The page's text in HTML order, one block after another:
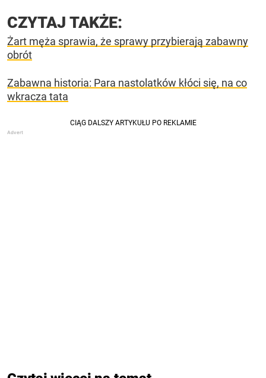
CZYTAJ TAKŻE:
Żart męża sprawia, że sprawy przybierają zabawny
obrót
Zabawna historia: Para nastolatków kłóci się, na co
wkracza tata